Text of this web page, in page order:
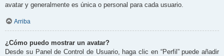
avatar y generalmente es única o personal para cada usuario.
Arriba
¿Cómo puedo mostrar un avatar?
Desde su Panel de Control de Usuario, haga clic en “Perfil” puede añadir